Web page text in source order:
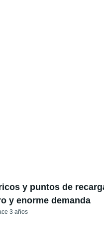
y puntos de
y enorme demanda
3 años